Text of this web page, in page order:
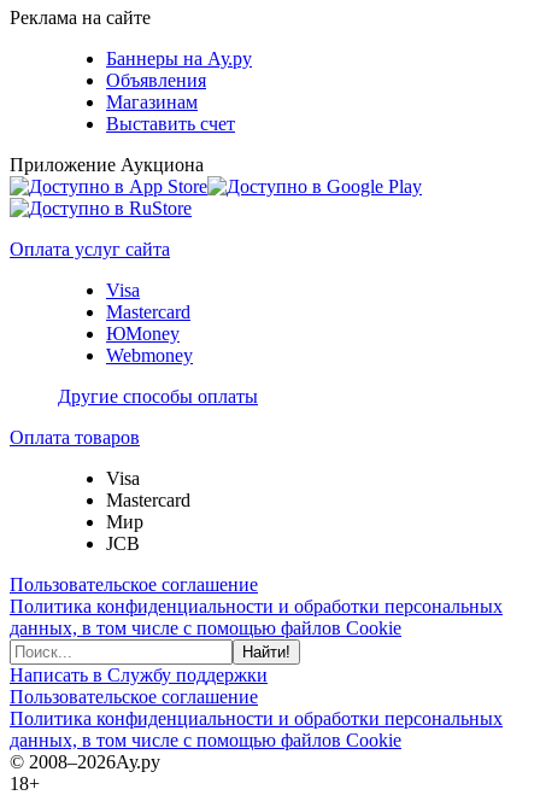
Реклама на сайте
Баннеры на Ау.ру
Объявления
Магазинам
Выставить счет
Приложение Аукциона
Оплата услуг сайта
Visa
Mastercard
ЮMoney
Webmoney
Другие способы оплаты
Оплата товаров
Visa
Mastercard
Мир
JCB
Пользовательское соглашение
Политика конфиденциальности и обработки персональных
данных, в том числе с помощью файлов Cookie
Найти!
Написать в Службу поддержки
Пользовательское соглашение
Политика конфиденциальности и обработки персональных
данных, в том числе с помощью файлов Cookie
© 2008–2026Ау.ру
18+